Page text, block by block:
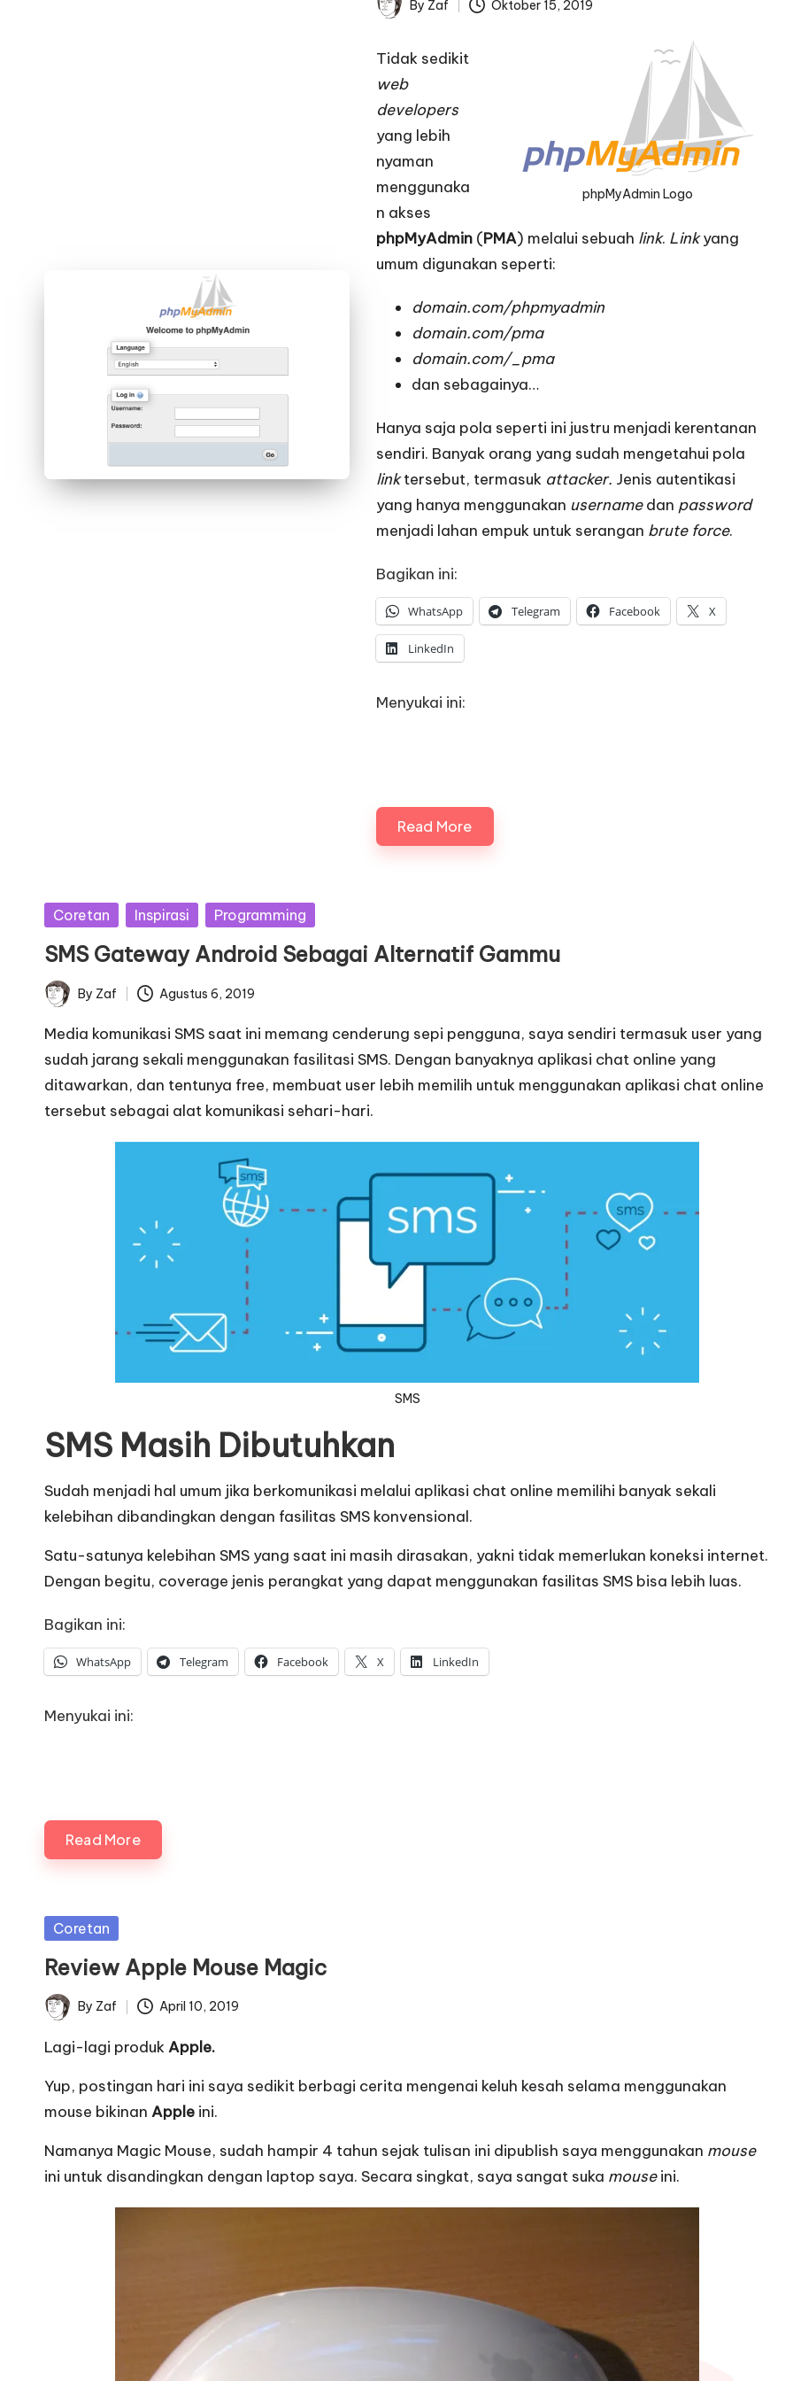
Posted
By Zaf Oktober 15, 2019
phpMyAdmin Logo
Tidak sedikit
web
developers
yang lebih
nyaman
menggunaka
n akses
phpMyAdmin(PMA) melalui sebuah link. Linkyang
umum digunakan seperti:
domain.com/phpmyadmin
domain.com/pma
domain.com/_pma
dan sebagainya…
Hanya saja pola seperti ini justru menjadi kerentanan
sendiri. Banyak orang yang sudah mengetahui pola
linktersebut, termasuk attacker. Jenis autentikasi
yang hanya menggunakan usernamedan password
menjadi lahan empuk untuk serangan brute force.
Bagikan ini:
WhatsApp Telegram Facebook X
LinkedIn
Menyukai ini:
Read More
Posted
Coretan Inspirasi Programming
SMS Gateway Android Sebagai Alternatif Gammu
Posted
by
By Zaf Agustus 6, 2019
Media komunikasi SMS saat ini memang cenderung sepi pengguna, saya sendiri termasuk user yang
sudah jarang sekali menggunakan fasilitasi SMS. Dengan banyaknya aplikasi chat online yang
ditawarkan, dan tentunya free, membuat user lebih memilih untuk menggunakan aplikasi chat online
tersebut sebagai alat komunikasi sehari-hari.
SMS
SMS Masih Dibutuhkan
Sudah menjadi hal umum jika berkomunikasi melalui aplikasi chat online memilihi banyak sekali
kelebihan dibandingkan dengan fasilitas SMS konvensional.
Satu-satunya kelebihan SMS yang saat ini masih dirasakan, yakni tidak memerlukan koneksi internet.
Dengan begitu, coverage jenis perangkat yang dapat menggunakan fasilitas SMS bisa lebih luas.
Bagikan ini:
WhatsApp Telegram Facebook X LinkedIn
Menyukai ini:
Read More
Posted
Coretan
Review Apple Mouse Magic
Posted
by
By Zaf April 10, 2019
Lagi-lagi produkApple.
Yup, postingan hari ini saya sedikit berbagi cerita mengenai keluh kesah selama menggunakan
mouse bikinan Apple ini.
Namanya Magic Mouse, sudah hampir 4 tahun sejak tulisan ini dipublish saya menggunakan mouse
ini untuk disandingkan dengan laptop saya. Secara singkat, saya sangat suka mouseini.